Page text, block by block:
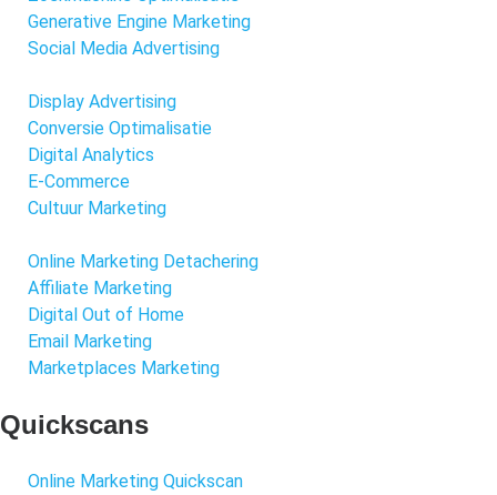
Generative Engine Marketing
Social Media Advertising
Display Advertising
Conversie Optimalisatie
Digital Analytics
E-Commerce
Cultuur Marketing
Online Marketing Detachering
Affiliate Marketing
Digital Out of Home
Email Marketing
Marketplaces Marketing
Quickscans
Online Marketing Quickscan